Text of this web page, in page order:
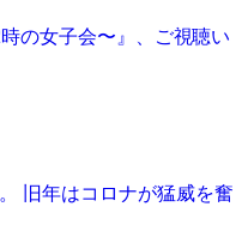
の女子会〜』、ご視聴い
旧年はコロナが猛威を奮